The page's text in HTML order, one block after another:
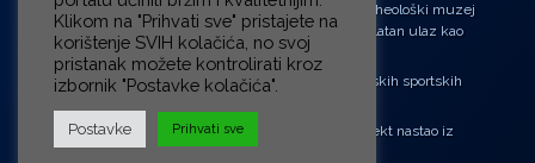
Od petka do nedjelje (31.7. – 2.8.2026.) Arheološki muzej
u Zagrebu otvara vrata građanima: Besplatan ulaz kao
zaklon od toplinskog vala
‘Ni med cvetjem ni pravice’ na Aleji hrvatskih sportskih
“Rubikova kocka – složi svoju priču”, projekt nastao iz
potrebe da se čuje glas djece!
Klikom na "Prihvati sve" pristajete na
korištenje SVIH kolačića, no svoj
pristanak možete kontrolirati kroz
izbornik "Postavke kolačića".
Postavke Prihvati sve